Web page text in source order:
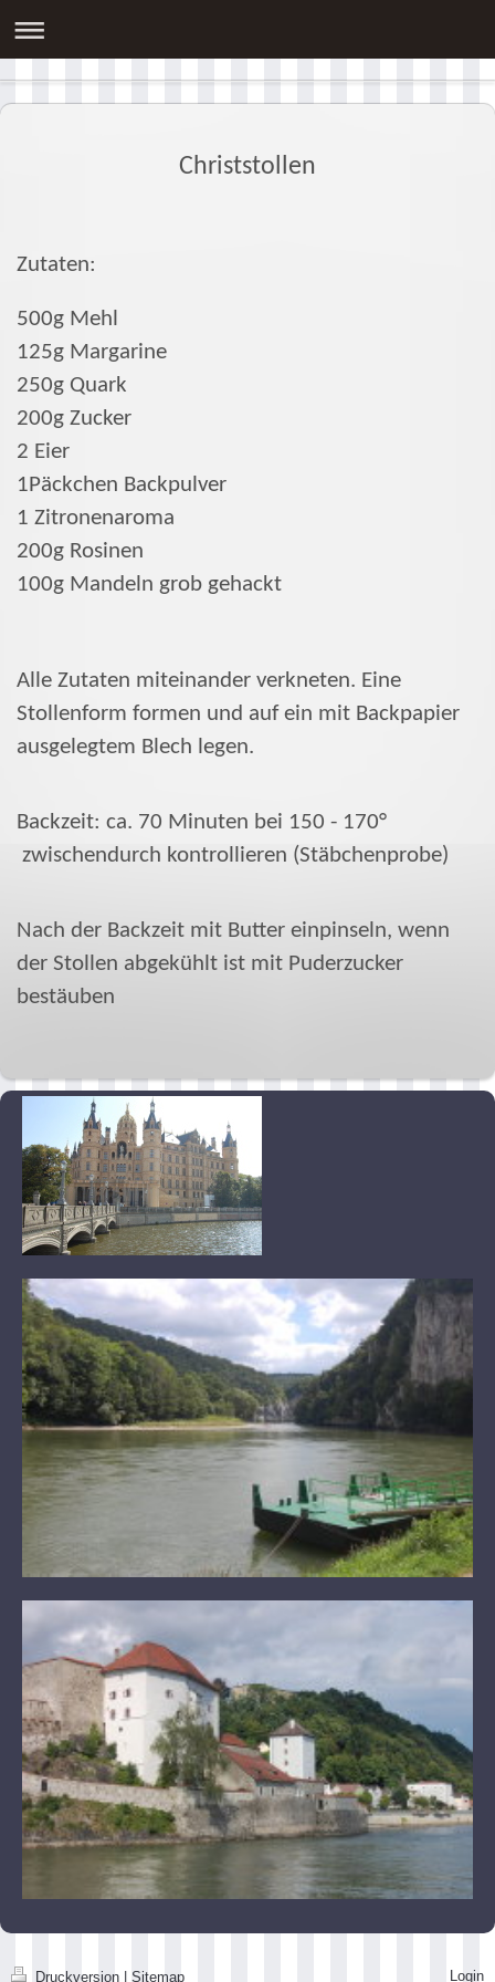
Christstollen
Zutaten:
500g Mehl
125g Margarine
250g Quark
200g Zucker
2 Eier
1Päckchen Backpulver
1 Zitronenaroma
200g Rosinen
100g Mandeln grob gehackt
Alle Zutaten miteinander verkneten. Eine
Stollenform formen und auf ein mit Backpapier
ausgelegtem Blech legen.
Backzeit: ca. 70 Minuten bei 150 - 170°
zwischendurch kontrollieren (Stäbchenprobe)
Nach der Backzeit mit Butter einpinseln, wenn
der Stollen abgekühlt ist mit Puderzucker
bestäuben
Druckversion Sitemap Login